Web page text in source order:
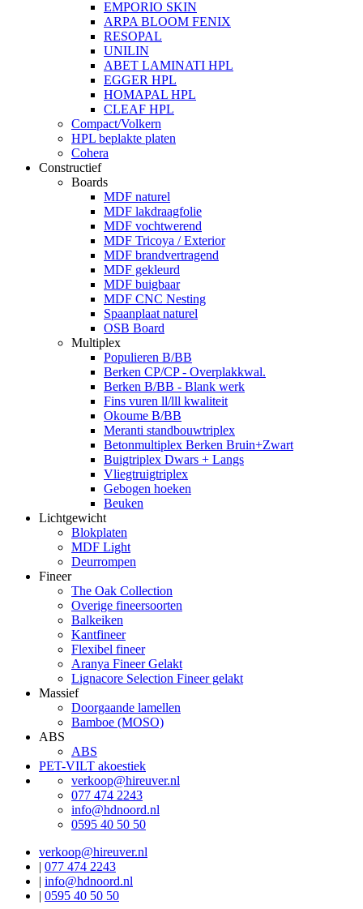
EMPORIO SKIN
ARPA BLOOM FENIX
RESOPAL
UNILIN
ABET LAMINATI HPL
EGGER HPL
HOMAPAL HPL
CLEAF HPL
Compact/Volkern
HPL beplakte platen
Cohera
Constructief
Boards
MDF naturel
MDF lakdraagfolie
MDF vochtwerend
MDF Tricoya / Exterior
MDF brandvertragend
MDF gekleurd
MDF buigbaar
MDF CNC Nesting
Spaanplaat naturel
OSB Board
Multiplex
Populieren B/BB
Berken CP/CP - Overplakkwal.
Berken B/BB - Blank werk
Fins vuren ll/lll kwaliteit
Okoume B/BB
Meranti standbouwtriplex
Betonmultiplex Berken Bruin+Zwart
Buigtriplex Dwars + Langs
Vliegtruigtriplex
Gebogen hoeken
Beuken
Lichtgewicht
Blokplaten
MDF Light
Deurrompen
Fineer
The Oak Collection
Overige fineersoorten
Balkeiken
Kantfineer
Flexibel fineer
Aranya Fineer Gelakt
Lignacore Selection Fineer gelakt
Massief
Doorgaande lamellen
Bamboe (MOSO)
ABS
ABS
PET-VILT akoestiek
verkoop@hireuver.nl
077 474 2243
info@hdnoord.nl
0595 40 50 50
verkoop@hireuver.nl
| 077 474 2243
| info@hdnoord.nl
| 0595 40 50 50